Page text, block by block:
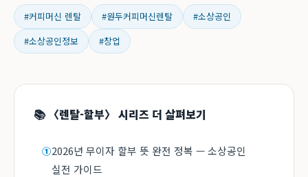
#커피머신 렌탈 #원두커피머신렌탈
#소상공인
#소상공인정보
#창업
📚 〈렌탈-할부〉 시리즈 더 살펴보기
①2026년 무이자 할부 뜻 완전 정복 — 소상공인
실전 가이드